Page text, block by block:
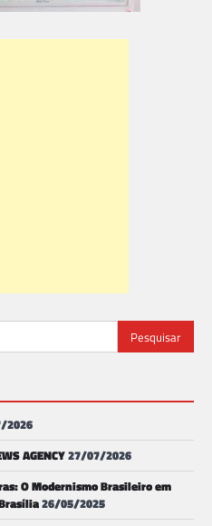
2026
AGENCY27/07/2026
O Modernismo Brasileiro em
26/05/2025